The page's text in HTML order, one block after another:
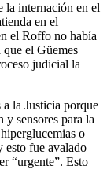
la internación en el
en el
el Roffo no había
el Güemes
judicial la
la Justicia porque
sensores para la
o
esto fue avalado
“urgente”. Esto